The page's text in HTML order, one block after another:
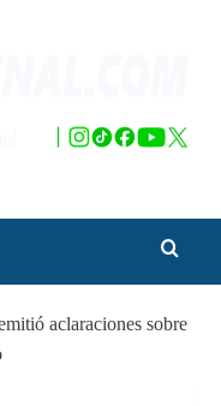
aclaraciones sobre